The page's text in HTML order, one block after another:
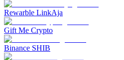
Rewarble LinkAja
Gift Me Crypto
Binance SHIB